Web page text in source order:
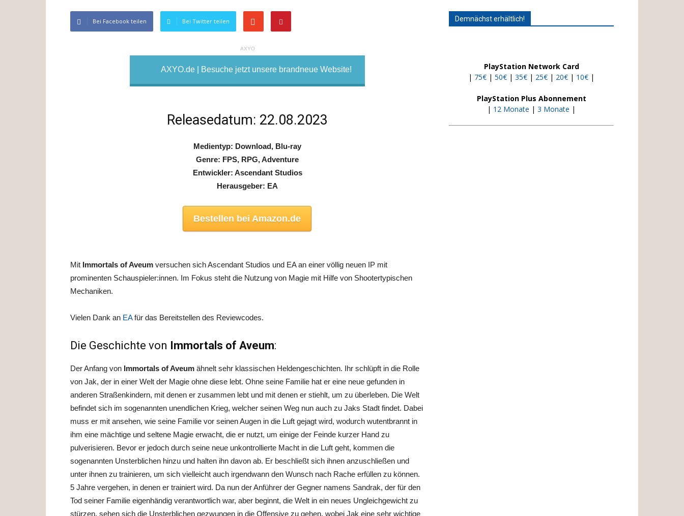
Bei Facebook teilen Bei Twitter teilen
AXYO
AXYO.de | Besuche jetzt unsere brandneue Website!
Releasedatum: 22.08.2023
Medientyp: Download, Blu-ray
Genre: FPS, RPG, Adventure
Entwickler: Ascendant Studios
Herausgeber: EA
Bestellen bei Amazon.de
Mit Immortals of Aveum versuchen sich Ascendant Studios und EA an einer völlig neuen IP mit
prominenten Schauspieler:innen. Im Fokus steht die Nutzung von Magie mit Hilfe von Shootertypischen
Mechaniken.
Vielen Dank an EAfür das Bereitstellen des Reviewcodes.
Die Geschichte von Immortals of Aveum:
Der Anfang von Immortals of Aveum ähnelt sehr klassischen Heldengeschichten. Ihr schlüpft in die Rolle
von Jak, der in einer Welt der Magie ohne diese lebt. Ohne seine Familie hat er eine neue gefunden in
anderen Straßenkindern, mit denen er zusammen lebt und mit denen er stiehlt, um zu überleben. Die Welt
befindet sich im sogenannten unendlichen Krieg, welcher seinen Weg nun auch zu Jaks Stadt findet. Dabei
muss er mit ansehen, wie seine Familie vor seinen Augen in die Luft gejagt wird, wodurch wutentbrannt in
ihm eine mächtige und seltene Magie erwacht, die er nutzt, um einige der Feinde kurzer Hand zu
pulverisieren. Bevor er jedoch durch seine neue unkontrollierte Macht in die Luft geht, kommen die
sogenannten Unsterblichen hinzu und halten ihn davon ab. Er beschließt sich ihnen anzuschließen und
unter ihnen zu trainieren, um sich vielleicht auch irgendwann den Wunsch nach Rache erfüllen zu können.
5 Jahre vergehen, in denen er trainiert wird. Da nun der Anführer der Gegner namens Sandrak, der für den
Tod seiner Familie eigenhändig verantwortlich war, aber beginnt, die Welt in ein neues Ungleichgewicht zu
stürzen, sehen sich die Unsterblichen gezwungen in die Offensive zu gehen, wobei Jak eine sehr wichtige
Demnächst erhältlich!
PlayStation Network Card
| 75€ | 50€ | 35€ | 25€ | 20€ | 10€ |
PlayStation Plus Abonnement
| 12 Monate | 3 Monate |